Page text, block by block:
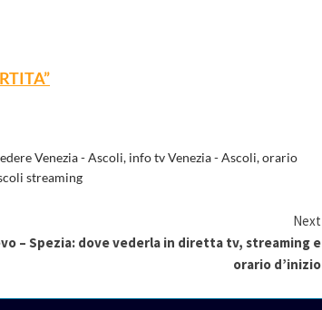
Venezia - Ascoli, info tv Venezia - Ascoli,orario
streaming
Next
– Spezia: dove vederla in diretta tv, streaming e
orario d’inizio